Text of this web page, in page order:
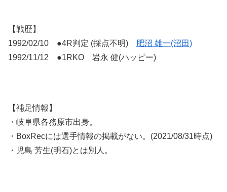
【戦歴】
1992/02/10 ●4R判定 (採点不明) 肥沼 雄一(沼田)
1992/11/12 ●1RKO 岩永 健(ハッピー)
【補足情報】
・岐阜県各務原市出身。
・BoxRecには選手情報の掲載がない。(2021/08/31時点)
・児島 芳生(明石)とは別人。